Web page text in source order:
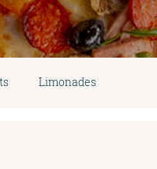
Limonades